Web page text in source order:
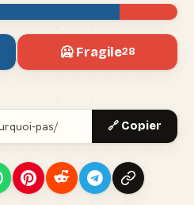
🥶 Fragile28
🔗 Copier